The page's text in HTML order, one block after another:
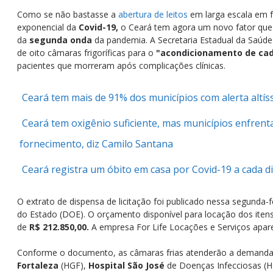
Como se não bastasse a abertura de leitos em larga escala em
exponencial da Covid-19, o Ceará tem agora um novo fator
da segunda onda da pandemia. A Secretaria Estadual da
de oito câmaras frigoríficas para o "acondicionamento de
pacientes que morreram após complicações clínicas.
Ceará tem mais de 91% dos municípios com alerta
Ceará tem oxigênio suficiente, mas municípios
fornecimento, diz Camilo Santana
Ceará registra um óbito em casa por Covid-19 a cada
O extrato de dispensa de licitação foi publicado nessa
do Estado (DOE). O orçamento disponível para locação dos
de R$ 212.850,00. A empresa For Life Locações e Serviços
Conforme o documento, as câmaras frias atenderão a
Fortaleza (HGF), Hospital São José de Doenças Infecciosas